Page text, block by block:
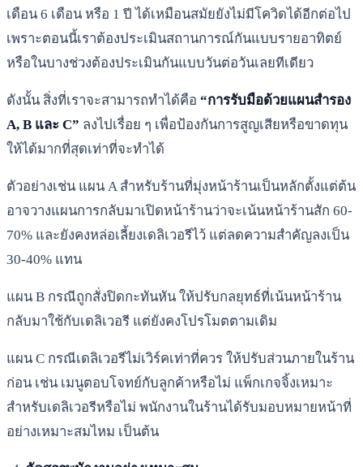
เดือน 6 เดือน หรือ 1 ปี ได้เหมือนสมัยยังไม่มีโควิดได้อีกต่อไป
เพราะตอนนี้เราต้องประเมินสถานการณ์กันแบบรายอาทิตย์
หรือในบางช่วงต้องประเมินกันแบบวันต่อวันเลยทีเดียว
ดังนั้น สิ่งที่เราจะสามารถทำได้คือ “การรับมือด้วยแผนสำรอง
A, B และ C” ลงไปเรื่อย ๆ เพื่อป้องกันการสูญเสียหรือขาดทุน
ให้ได้มากที่สุดเท่าที่จะทำได้
ตัวอย่างเช่น แผน A สำหรับร้านที่มุ่งหน้าร้านเป็นหลักตั้งแต่ต้น
อาจวางแผนการกลับมาเปิดหน้าร้านว่าจะเน้นหน้าร้านสัก 60-
70% และยังคงหล่อเลี้ยงเดลิเวอรีไว้ แต่ลดความสำคัญลงเป็น
30-40% แทน
แผน B กรณีถูกสั่งปิดกะทันหัน ให้ปรับกลยุทธ์ที่เน้นหน้าร้าน
กลับมาใช้กับเดลิเวอรี แต่ยังคงโปรโมตตามเดิม
แผน C กรณีเดลิเวอรีไม่เวิร์คเท่าที่ควร ให้ปรับส่วนภายในร้าน
ก่อน เช่น เมนูตอบโจทย์กับลูกค้าหรือไม่ แพ็กเกจจิ้งเหมาะ
สำหรับเดลิเวอรีหรือไม่ พนักงานในร้านได้รับมอบหมายหน้าที่
อย่างเหมาะสมไหม เป็นต้น